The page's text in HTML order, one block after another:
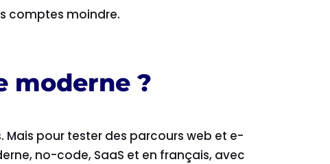
comptes moindre.
moderne ?
pour tester des parcours web et e-
no-code, SaaS et en français, avec